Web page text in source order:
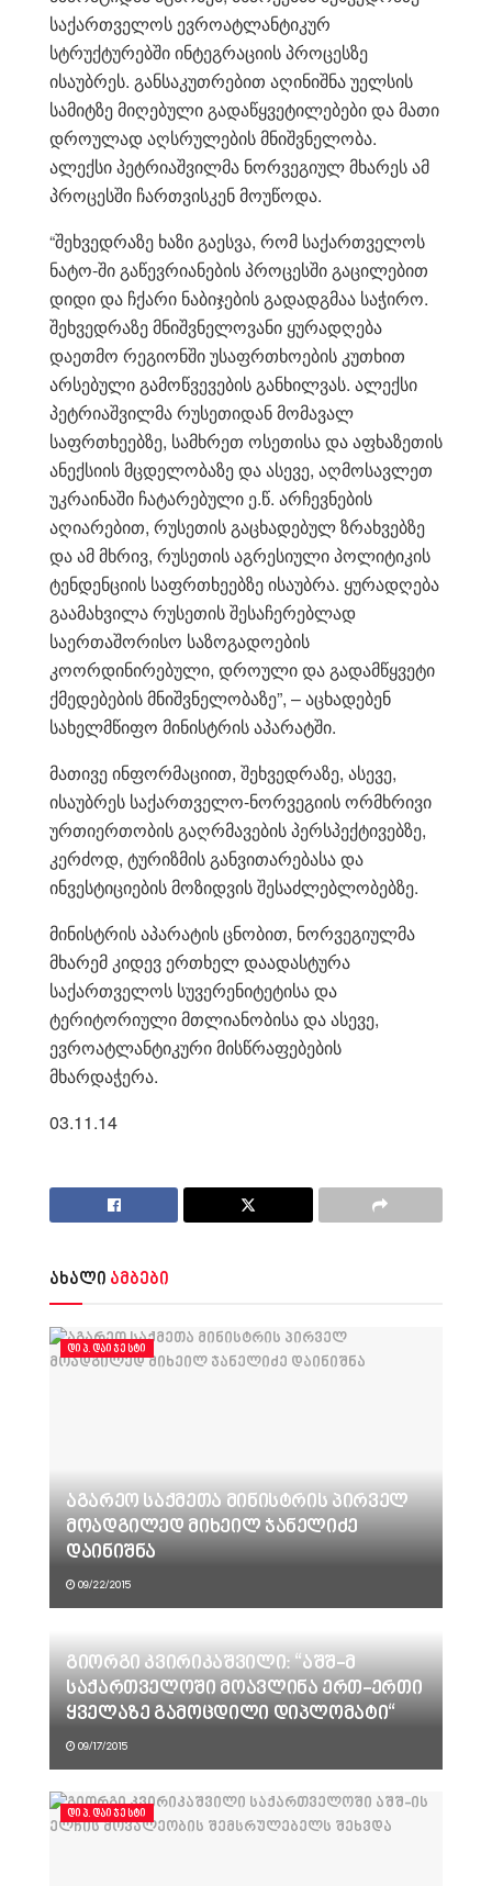
საქართველოს ევროატლანტიკურ
სტრუქტურებში ინტეგრაციის პროცესზე
ისაუბრეს. განსაკუთრებით აღინიშნა უელსის
სამიტზე მიღებული გადაწყვეტილებები და მათი
დროულად აღსრულების მნიშვნელობა.
ალექსი პეტრიაშვილმა ნორვეგიულ მხარეს ამ
პროცესში ჩართვისკენ მოუწოდა.
“შეხვედრაზე ხაზი გაესვა, რომ საქართველოს
ნატო-ში გაწევრიანების პროცესში გაცილებით
დიდი და ჩქარი ნაბიჯების გადადგმაა საჭირო.
შეხვედრაზე მნიშვნელოვანი ყურადღება
დაეთმო რეგიონში უსაფრთხოების კუთხით
არსებული გამოწვევების განხილვას. ალექსი
პეტრიაშვილმა რუსეთიდან მომავალ
საფრთხეებზე, სამხრეთ ოსეთისა და აფხაზეთის
ანექსიის მცდელობაზე და ასევე, აღმოსავლეთ
უკრაინაში ჩატარებული ე.წ. არჩევნების
აღიარებით, რუსეთის გაცხადებულ ზრახვებზე
და ამ მხრივ, რუსეთის აგრესიული პოლიტიკის
ტენდენციის საფრთხეებზე ისაუბრა. ყურადღება
გაამახვილა რუსეთის შესაჩერებლად
საერთაშორისო საზოგადოების
კოორდინირებული, დროული და გადამწყვეტი
ქმედებების მნიშვნელობაზე”, – აცხადებენ
სახელმწიფო მინისტრის აპარატში.
მათივე ინფორმაციით, შეხვედრაზე, ასევე,
ისაუბრეს საქართველო-ნორვეგიის ორმხრივი
ურთიერთობის გაღრმავების პერსპექტივებზე,
კერძოდ, ტურიზმის განვითარებასა და
ინვესტიციების მოზიდვის შესაძლებლობებზე.
მინისტრის აპარატის ცნობით, ნორვეგიულმა
მხარემ კიდევ ერთხელ დაადასტურა
საქართველოს სუვერენიტეტისა და
ტერიტორიული მთლიანობისა და ასევე,
ევროატლანტიკური მისწრაფებების
მხარდაჭერა.
03.11.14
ახალი ამბები
ᲓᲘᲞ.ᲓᲐᲘᲯᲔᲡᲢᲘ
აგარეო საქმეთა მინისტრის პირველ
მოადგილედ მიხეილ ჯანელიძე
დაინიშნა
09/22/2015
გიორგი კვირიკაშვილი: “აშშ-მ
საქართველოში მოავლინა ერთ-ერთი
ყველაზე გამოცდილი დიპლომატი“
09/17/2015
ᲓᲘᲞ.ᲓᲐᲘᲯᲔᲡᲢᲘ